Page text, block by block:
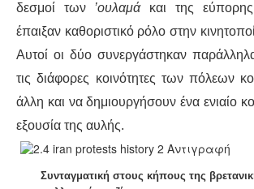
δεσμοί των ’ουλαμάκαι της εύπορης
έπαιξαν καθοριστικό ρόλο στην
Αυτοί οι δύο συνεργάστηκαν
τις διάφορες κοινότητες των πόλεων
άλλη και να δημιουργήσουν ένα ενιαίο
εξουσία της αυλής.
Συνταγματική στους κήπους της